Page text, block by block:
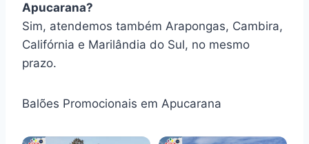
Apucarana?
Sim, atendemos também Arapongas, Cambira,
Califórnia e Marilândia do Sul, no mesmo
prazo.
Balões Promocionais em Apucarana